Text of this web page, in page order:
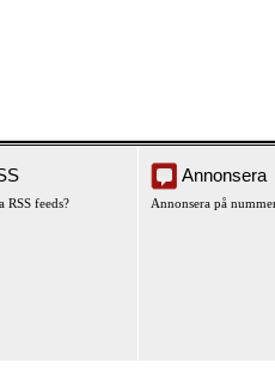
RSS feeds?
Annonsera
Annonsera på